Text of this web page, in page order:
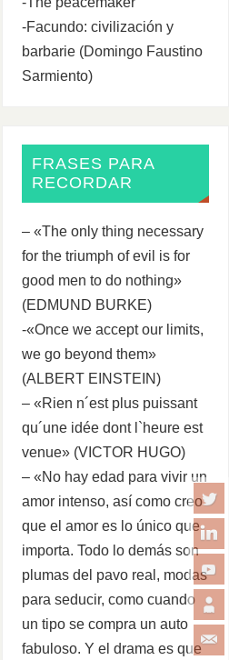
-Facundo: civilización y
barbarie (Domingo Faustino
Sarmiento)
FRASES PARA
RECORDAR
– «The only thing necessary
for the triumph of evil is for
good men to do nothing»
(EDMUND BURKE)
-«Once we accept our limits,
we go beyond them»
(ALBERT EINSTEIN)
– «Rien n´est plus puissant
qu´une idée dont l`heure est
venue» (VICTOR HUGO)
– «No hay edad para vivir un
amor intenso, así como creo
que el amor es lo único que
importa. Todo lo demás son
plumas del pavo real, modas
para seducir, como cuando
un tipo se compra un auto
fabuloso. Y el drama es que